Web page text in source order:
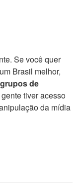
Se você quer
Brasil melhor,
de
tiver acesso
da mídia